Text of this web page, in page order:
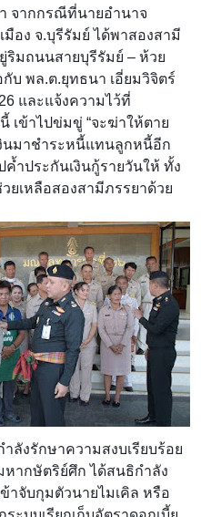
จากกรณีที่นายอำนาจ
อง จ.บุรีรัมย์ ได้พาสองสามี
ริมถนนสายบุรีรัมย์ – ห้วย
บ พล.ต.ยุทธนา เอี่ยมวิจิตร์
และแจ้งความไว้ที่
เข้าไปข่มขู่ “จะฆ่าให้ตาย
งินมาชำระหนี้แทนลูกหนี้อีก
ำประกันเงินกู้รายวันให้ ทั้ง
ยเหลือสองสามีภรรยาด้วย
ลังรักษาความสงบเรียบร้อย
หากษัตริย์ศึก ได้สนธิกำลัง
าจับกุมตัวนายไมเคิล หรือ